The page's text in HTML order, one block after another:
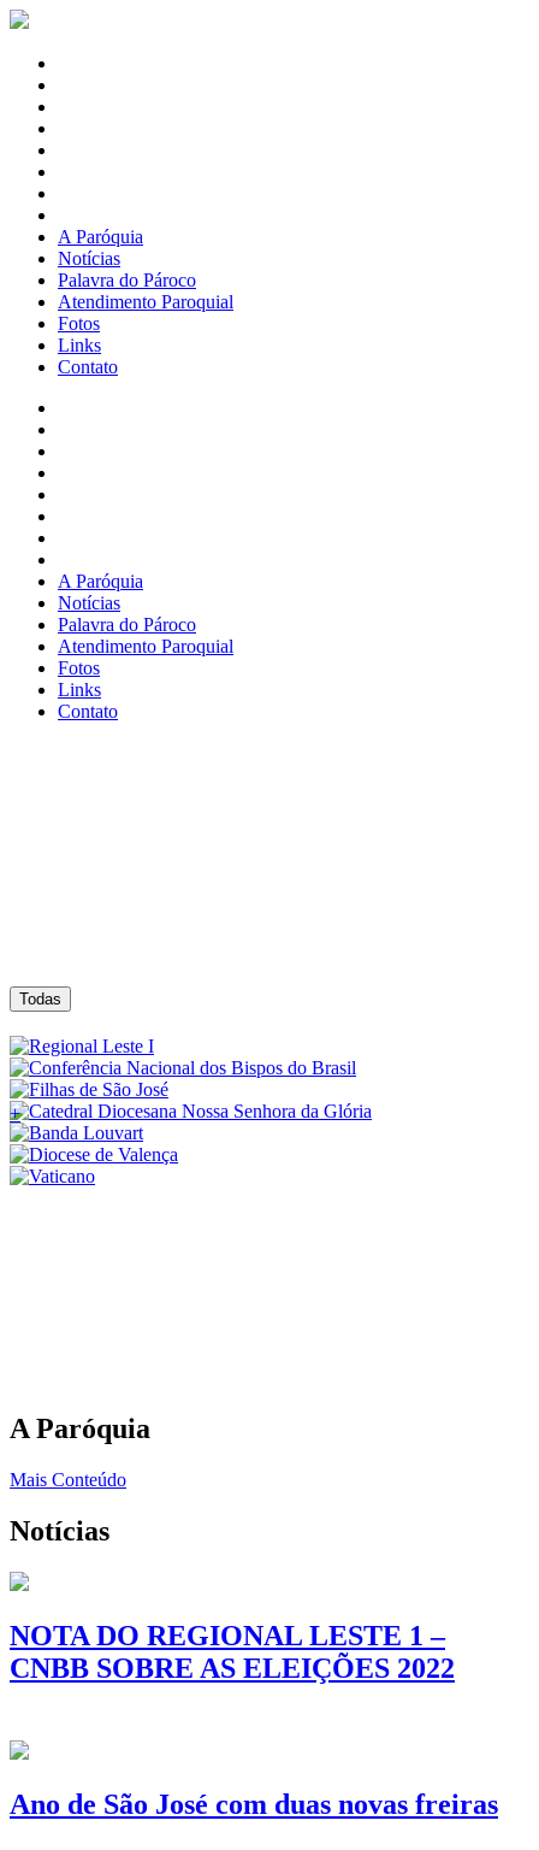
A Paróquia
Notícias
Palavra do Pároco
Atendimento Paroquial
Fotos
Links
Contato
A Paróquia
Notícias
Palavra do Pároco
Atendimento Paroquial
Fotos
Links
Contato
Todas
+
A Paróquia
Mais Conteúdo
Notícias
NOTA DO REGIONAL LESTE 1 –
CNBB SOBRE AS ELEIÇÕES 2022
Ano de São José com duas novas freiras